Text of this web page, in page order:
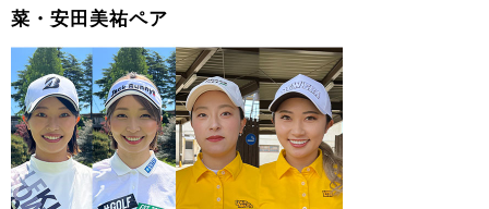
菜・安田美祐ペア